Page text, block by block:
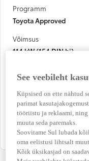
Programm
Toyota Approved
Võimsus
114 kW (154 DIN hj)
378PXK
Kütusekulu
(kombineeritud)
4,9 l / 100 km
See veebileht
Küpsised on ette nähtud
parimat
tööriistu ja reklaami,
muuta seda paremaks.
Soovitame Sul lubada
oma eelistusi lihtsalt
Kõik üksikasjad on